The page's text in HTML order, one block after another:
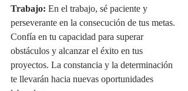
Trabajo: En el trabajo, sé paciente y
perseverante en la consecución de tus metas.
Confía en tu capacidad para superar
obstáculos y alcanzar el éxito en tus
proyectos. La constancia y la determinación
te llevarán hacia nuevas oportunidades